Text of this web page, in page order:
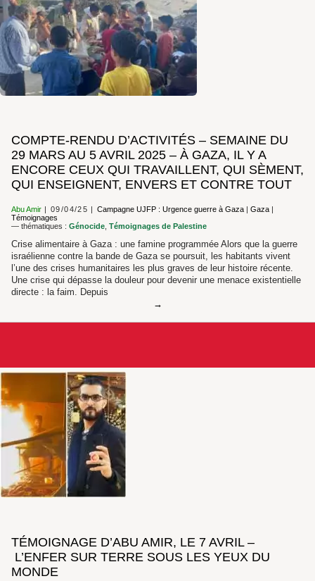
COMPTE-RENDU D’ACTIVITÉS – SEMAINE DU
29 MARS AU 5 AVRIL 2025 – À GAZA, IL Y A
ENCORE CEUX QUI TRAVAILLENT, QUI SÈMENT,
QUI ENSEIGNENT, ENVERS ET CONTRE TOUT
Abu Amir 09/04/25 Campagne UJFP : Urgence guerre à Gaza |Gaza |
Témoignages
— thématiques : Génocide Témoignages de Palestine
Crise alimentaire à Gaza : une famine programmée Alors que la guerre
israélienne contre la bande de Gaza se poursuit, les habitants vivent
l’une des crises humanitaires les plus graves de leur histoire récente.
Une crise qui dépasse la douleur pour devenir une menace existentielle
directe : la faim. Depuis
TÉMOIGNAGE D’ABU AMIR, LE 7 AVRIL –
L’ENFER SUR TERRE SOUS LES YEUX DU
MONDE